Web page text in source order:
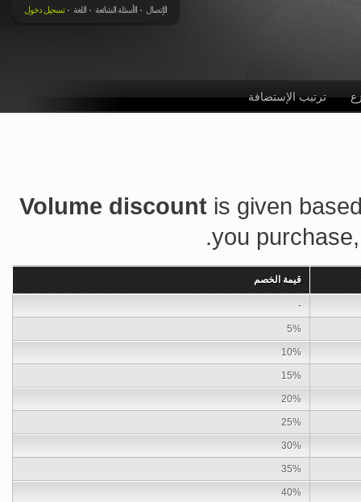
الإتصال الأسئلة الشائعة اللغة تسجيل دخول
ترتيب الإستضافة
Volume discount is given
you
قيمة الخصم
-
5%
10%
15%
20%
25%
30%
35%
40%